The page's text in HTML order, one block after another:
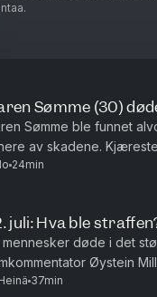
Sømme (30)
Sømme ble funnet
av skadene.
I denne
24min
juli: Hva ble
mennesker døde i det
Øystein
av 22. juli i 2011.
37min